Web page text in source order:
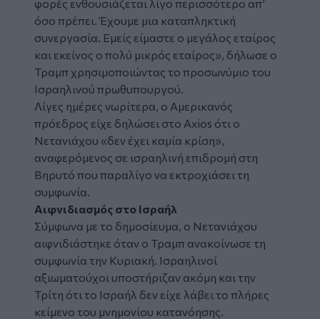
φορές ενθουσιάζεται λίγο περισσότερο απ’
όσο πρέπει. Έχουμε μια καταπληκτική
συνεργασία. Εμείς είμαστε ο μεγάλος εταίρος
και εκείνος ο πολύ μικρός εταίρος», δήλωσε ο
Τραμπ χρησιμοποιώντας το προσωνύμιο του
Ισραηλινού πρωθυπουργού.
Λίγες ημέρες νωρίτερα, ο Αμερικανός
πρόεδρος είχε δηλώσει στο Axios ότι ο
Νετανιάχου «δεν έχει καμία κρίση»,
αναφερόμενος σε ισραηλινή επιδρομή στη
Βηρυτό που παραλίγο να εκτροχιάσει τη
συμφωνία.
Αιφνιδιασμός στο Ισραήλ
Σύμφωνα με το δημοσίευμα, ο Νετανιάχου
αιφνιδιάστηκε όταν ο Τραμπ ανακοίνωσε τη
συμφωνία την Κυριακή. Ισραηλινοί
αξιωματούχοι υποστήριζαν ακόμη και την
Τρίτη ότι το Ισραήλ δεν είχε λάβει το πλήρες
κείμενο του μνημονίου κατανόησης.